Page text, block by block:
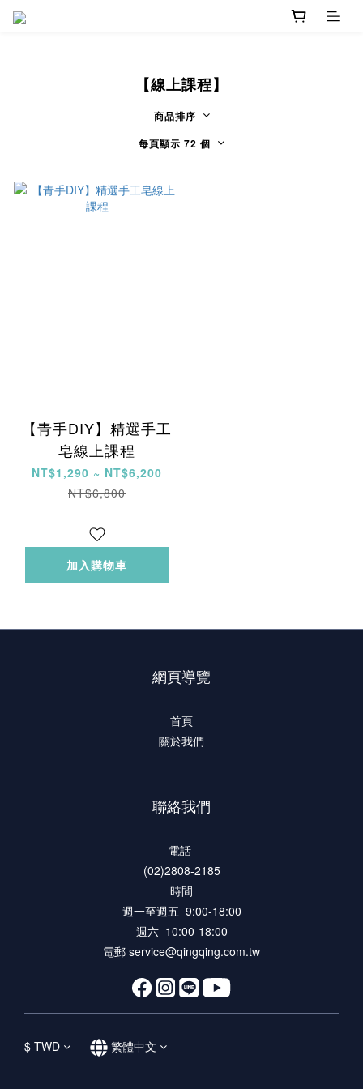
【線上課程】
商品排序
每頁顯示 72 個
【青手DIY】精選手工
皂線上課程
NT$1,290 ~ NT$6,200
NT$6,800
加入購物車
網頁導覽
首頁
關於我們
聯絡我們
電話
(02)2808-2185
時間
週一至週五 9:00-18:00
週六 10:00-18:00
電郵 service@qingqing.com.tw
$ TWD 繁體中文